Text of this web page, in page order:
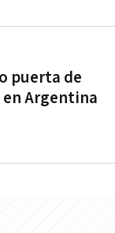
puerta de
Argentina